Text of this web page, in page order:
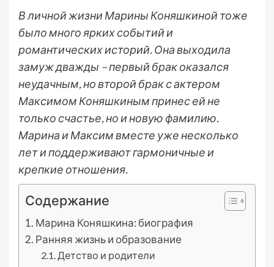
В личной жизни Марины Коняшкиной тоже
было много ярких событий и
романтических историй. Она выходила
замуж дважды – первый брак оказался
неудачным, но второй брак с актером
Максимом Коняшкиным принес ей не
только счастье, но и новую фамилию.
Марина и Максим вместе уже несколько
лет и поддерживают гармоничные и
крепкие отношения.
Содержание
Марина Коняшкина: биография
Ранняя жизнь и образование
Детство и родители